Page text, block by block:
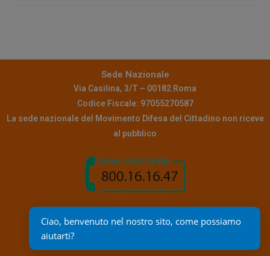
Sede Nazionale
Via Casilina, 3/T – 00182 Roma
Codice Fiscale: 97055270587
La sede nazionale del Movimento Difesa del Cittadino non riceve
al pubblico
Contatti
Ciao, benvenuto nel nostro sito, come possiamo
aiutarti?